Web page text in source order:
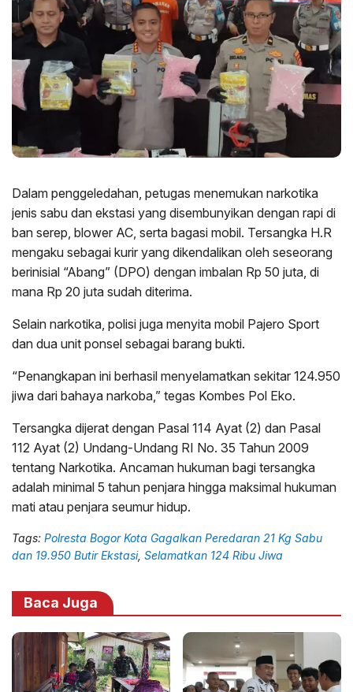
Dalam penggeledahan, petugas menemukan narkotika
jenis sabu dan ekstasi yang disembunyikan dengan rapi di
ban serep, blower AC, serta bagasi mobil. Tersangka H.R
mengaku sebagai kurir yang dikendalikan oleh seseorang
berinisial “Abang” (DPO) dengan imbalan Rp 50 juta, di
mana Rp 20 juta sudah diterima.
Selain narkotika, polisi juga menyita mobil Pajero Sport
dan dua unit ponsel sebagai barang bukti.
“Penangkapan ini berhasil menyelamatkan sekitar 124.950
jiwa dari bahaya narkoba,” tegas Kombes Pol Eko.
Tersangka dijerat dengan Pasal 114 Ayat (2) dan Pasal
112 Ayat (2) Undang-Undang RI No. 35 Tahun 2009
tentang Narkotika. Ancaman hukuman bagi tersangka
adalah minimal 5 tahun penjara hingga maksimal hukuman
mati atau penjara seumur hidup.
Tags: Polresta Bogor Kota Gagalkan Peredaran 21 Kg Sabu
dan 19.950 Butir Ekstasi, Selamatkan 124 Ribu Jiwa
Baca Juga